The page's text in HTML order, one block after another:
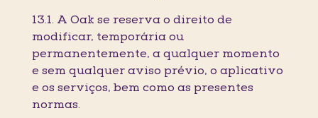
13.1. A Oak se reserva o direito de
modificar, temporária ou
permanentemente, a qualquer momento
e sem qualquer aviso prévio, o aplicativo
e os serviços, bem como as presentes
normas.